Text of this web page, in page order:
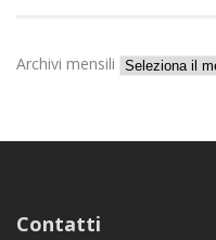
Archivi mensili
Contatti